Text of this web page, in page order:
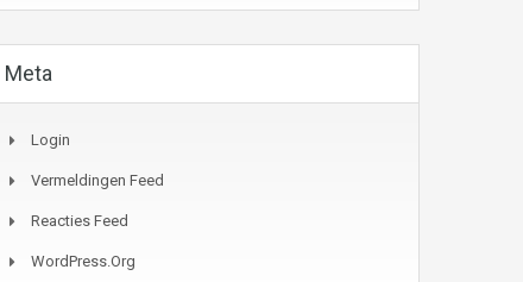
Meta
Login
Vermeldingen Feed
Reacties Feed
WordPress.org